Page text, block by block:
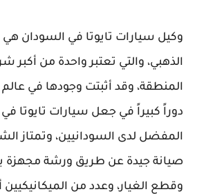
وكيل سيارات تايوتا في السودان
الذهبي، والتي تعتبر واحدة من أكبر
المنطقة، وقد أثبتت وجودها في
دوراً كبيراً في جعل سيارات تايوتا في
المفضل لدى السودانيين، وتمتاز
صيانة جيدة عن طريق ورشة مجهزة
وقطع الغيار، وعدد من